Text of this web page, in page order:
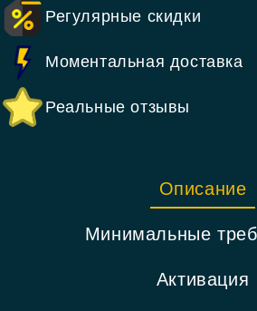
Регулярные скидки
Моментальная доставка
Реальные отзывы
Описание
Минимальные
Активация